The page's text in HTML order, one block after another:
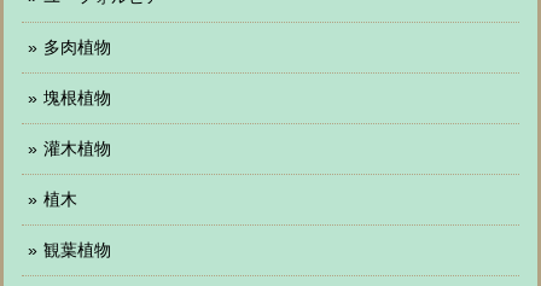
多肉植物
塊根植物
灌木植物
植木
観葉植物